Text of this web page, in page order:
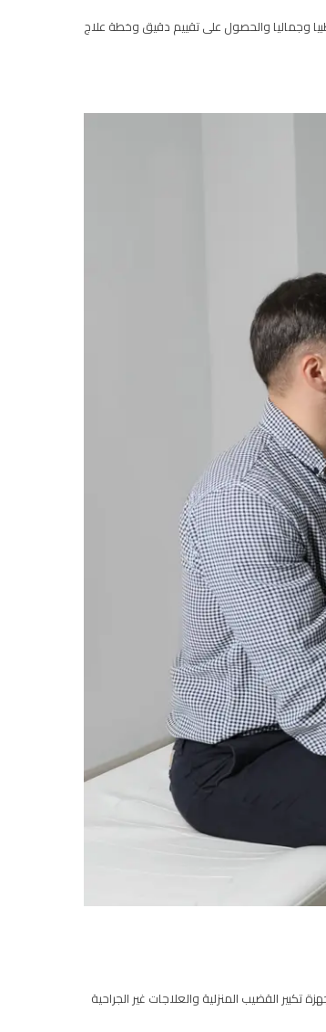
وجماليا والحصول على تقييم دقيق وخطة علاج
القضيب المنزلية والعلاجات غير الجراحية